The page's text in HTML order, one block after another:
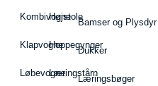
Kombivogne
Klapvogne
Løbevogne
Højstole
Hoppegynger
Læringstårn
Bamser og Plysdyr
Dukker
Læringsbøger